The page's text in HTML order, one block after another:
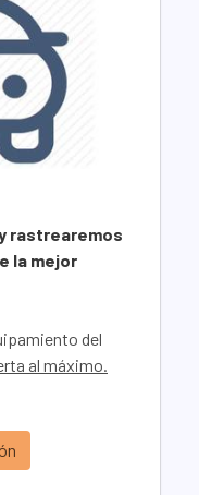
rastrearemos
la mejor
del
al máximo.